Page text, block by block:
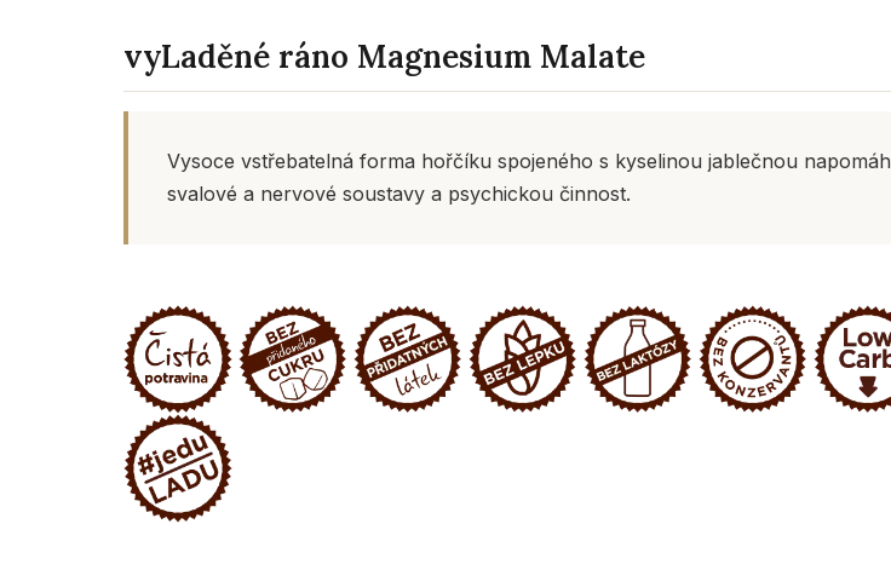
vyLaděné ráno Magnesium Malate
Vysoce vstřebatelná forma hořčíku spojeného s kyselinou jablečnou
svalové a nervové soustavy a psychickou činnost.